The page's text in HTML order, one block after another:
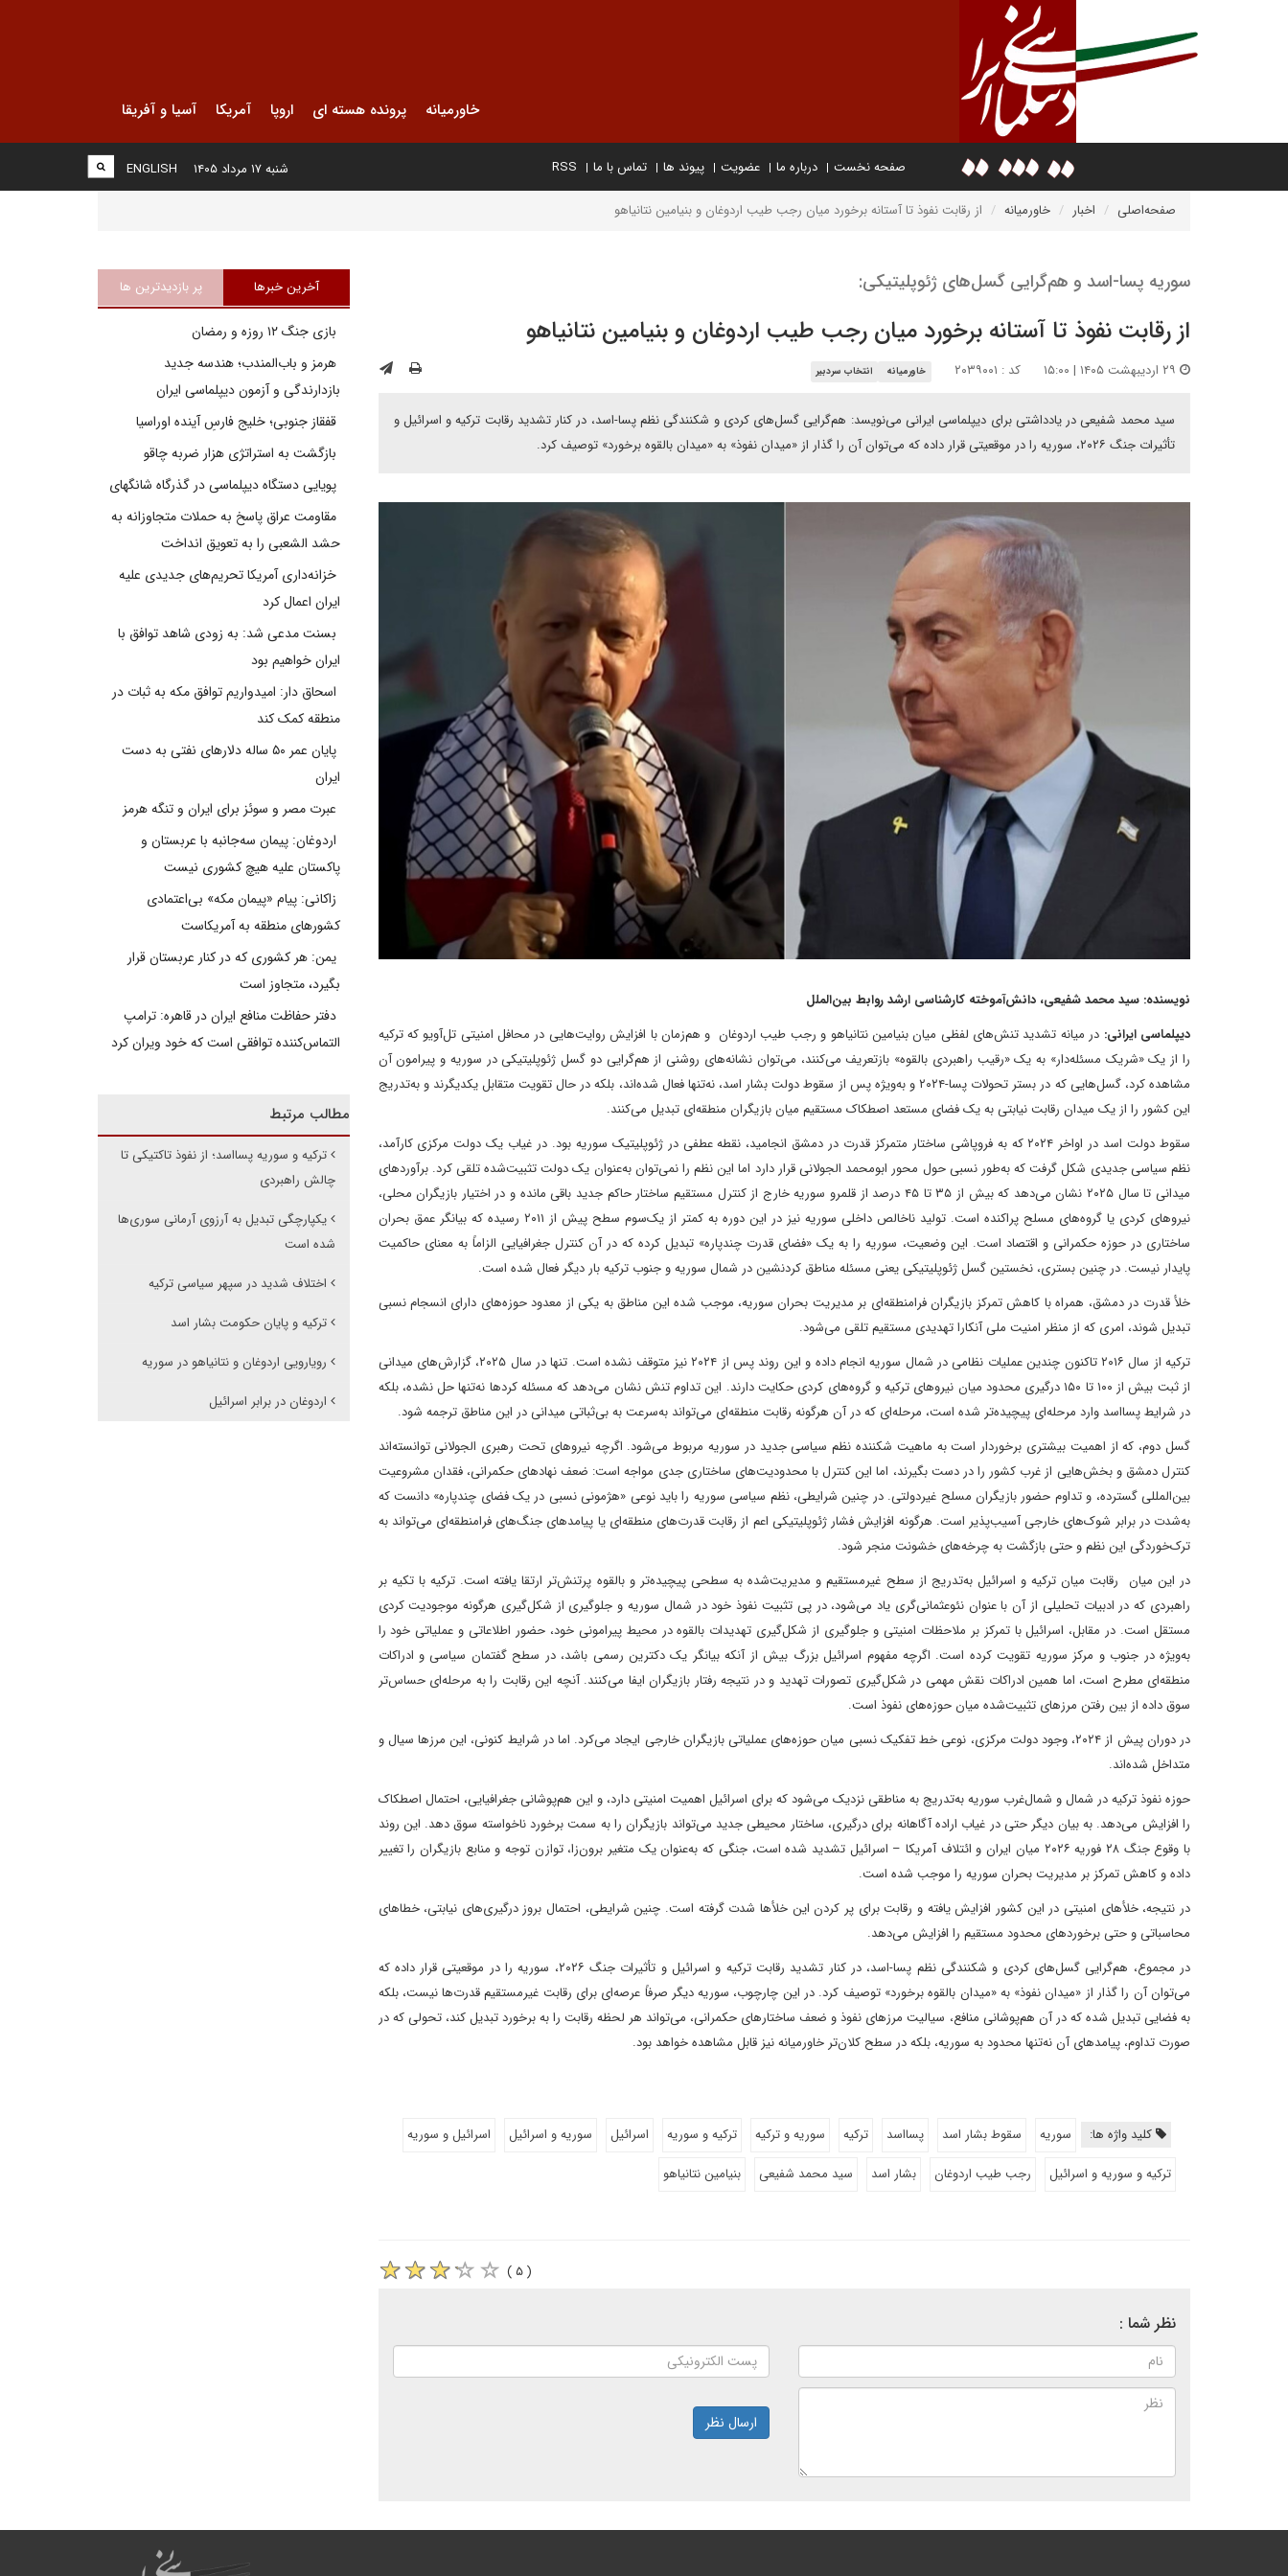
خاورمیانه پرونده هسته ای اروپا آمریکا آسیا و آفریقا
صفحه نخست درباره ما عضویت پیوند ها تماس با ما RSS
ENGLISH شنبه ۱۷ مرداد ۱۴۰۵
صفحه‌اصلی اخبار خاورمیانه از رقابت نفوذ تا آستانه برخورد میان رجب طیب اردوغان و بنیامین نتانیاهو
سوریه پسا-اسد و هم‌گرایی گسل‌های ژئوپلیتیکی:
از رقابت نفوذ تا آستانه برخورد میان رجب طیب اردوغان و بنیامین نتانیاهو
کد : ۲۰۳۹۰۰۱ خاورمیانه انتخاب سردبیر
سید محمد شفیعی در یادداشتی برای دیپلماسی ایرانی می‌نویسد: هم‌گرایی گسل‌های کردی و شکنندگی نظم پسا-اسد، در کنار تشدید رقابت ترکیه و اسرائیل و
تأثیرات جنگ ۲۰۲۶، سوریه را در موقعیتی قرار داده که می‌توان آن را گذار از «میدان نفوذ» به «میدان بالقوه برخورد» توصیف کرد.
نویسنده: سید محمد شفیعی، دانش‌آموخته کارشناسی ارشد روابط بین‌الملل
دیپلماسی ایرانی: در میانه تشدید تنش‌های لفظی میان بنیامین نتانیاهو و رجب طیب اردوغان و هم‌زمان با افزایش روایت‌هایی در محافل امنیتی تل‌آویو که ترکیه
را از یک «شریک مسئله‌دار» به یک «رقیب راهبردی بالقوه» بازتعریف می‌کنند، می‌توان نشانه‌های روشنی از هم‌گرایی دو گسل ژئوپلیتیکی در سوریه و پیرامون آن
مشاهده کرد، گسل‌هایی که در بستر تحولات پسا-۲۰۲۴ و به‌ویژه پس از سقوط دولت بشار اسد، نه‌تنها فعال شده‌اند، بلکه در حال تقویت متقابل یکدیگرند و به‌تدریج
این کشور را از یک میدان رقابت نیابتی به یک فضای مستعد اصطکاک مستقیم میان بازیگران منطقه‌ای تبدیل می‌کنند.
سقوط دولت اسد در اواخر ۲۰۲۴ که به فروپاشی ساختار متمرکز قدرت در دمشق انجامید، نقطه عطفی در ژئوپلیتیک سوریه بود. در غیاب یک دولت مرکزی کارآمد،
نظم سیاسی جدیدی شکل گرفت که به‌طور نسبی حول محور ابومحمد الجولانی قرار دارد اما این نظم را نمی‌توان به‌عنوان یک دولت تثبیت‌شده تلقی کرد. برآوردهای
میدانی تا سال ۲۰۲۵ نشان می‌دهد که بیش از ۳۵ تا ۴۵ درصد از قلمرو سوریه خارج از کنترل مستقیم ساختار حاکم جدید باقی مانده و در اختیار بازیگران محلی،
نیروهای کردی یا گروه‌های مسلح پراکنده است. تولید ناخالص داخلی سوریه نیز در این دوره به کمتر از یک‌سوم سطح پیش از ۲۰۱۱ رسیده که بیانگر عمق بحران
ساختاری در حوزه حکمرانی و اقتصاد است. این وضعیت، سوریه را به یک «فضای قدرت چندپاره» تبدیل کرده که در آن کنترل جغرافیایی الزاماً به معنای حاکمیت
پایدار نیست. در چنین بستری، نخستین گسل ژئوپلیتیکی یعنی مسئله مناطق کردنشین در شمال سوریه و جنوب ترکیه بار دیگر فعال شده است.
خلأ قدرت در دمشق، همراه با کاهش تمرکز بازیگران فرامنطقه‌ای بر مدیریت بحران سوریه، موجب شده این مناطق به یکی از معدود حوزه‌های دارای انسجام نسبی
تبدیل شوند، امری که از منظر امنیت ملی آنکارا تهدیدی مستقیم تلقی می‌شود.
ترکیه از سال ۲۰۱۶ تاکنون چندین عملیات نظامی در شمال سوریه انجام داده و این روند پس از ۲۰۲۴ نیز متوقف نشده است. تنها در سال ۲۰۲۵، گزارش‌های میدانی
از ثبت بیش از ۱۰۰ تا ۱۵۰ درگیری محدود میان نیروهای ترکیه و گروه‌های کردی حکایت دارند. این تداوم تنش نشان می‌دهد که مسئله کردها نه‌تنها حل نشده، بلکه
در شرایط پسااسد وارد مرحله‌ای پیچیده‌تر شده است، مرحله‌ای که در آن هرگونه رقابت منطقه‌ای می‌تواند به‌سرعت به بی‌ثباتی میدانی در این مناطق ترجمه شود.
گسل دوم، که از اهمیت بیشتری برخوردار است به ماهیت شکننده نظم سیاسی جدید در سوریه مربوط می‌شود. اگرچه نیروهای تحت رهبری الجولانی توانسته‌اند
کنترل دمشق و بخش‌هایی از غرب کشور را در دست بگیرند، اما این کنترل با محدودیت‌های ساختاری جدی مواجه است: ضعف نهادهای حکمرانی، فقدان مشروعیت
بین‌المللی گسترده، و تداوم حضور بازیگران مسلح غیردولتی. در چنین شرایطی، نظم سیاسی سوریه را باید نوعی «هژمونی نسبی در یک فضای چندپاره» دانست که
به‌شدت در برابر شوک‌های خارجی آسیب‌پذیر است. هرگونه افزایش فشار ژئوپلیتیکی اعم از رقابت قدرت‌های منطقه‌ای یا پیامدهای جنگ‌های فرامنطقه‌ای می‌تواند به
ترک‌خوردگی این نظم و حتی بازگشت به چرخه‌های خشونت منجر شود.
در این میان رقابت میان ترکیه و اسرائیل به‌تدریج از سطح غیرمستقیم و مدیریت‌شده به سطحی پیچیده‌تر و بالقوه پرتنش‌تر ارتقا یافته است. ترکیه با تکیه بر
راهبردی که در ادبیات تحلیلی از آن با عنوان نئو‌عثمانی‌گری یاد می‌شود، در پی تثبیت نفوذ خود در شمال سوریه و جلوگیری از شکل‌گیری هرگونه موجودیت کردی
مستقل است. در مقابل، اسرائیل با تمرکز بر ملاحظات امنیتی و جلوگیری از شکل‌گیری تهدیدات بالقوه در محیط پیرامونی خود، حضور اطلاعاتی و عملیاتی خود را
به‌ویژه در جنوب و مرکز سوریه تقویت کرده است. اگرچه مفهوم اسرائیل بزرگ بیش از آنکه بیانگر یک دکترین رسمی باشد، در سطح گفتمان سیاسی و ادراکات
منطقه‌ای مطرح است، اما همین ادراکات نقش مهمی در شکل‌گیری تصورات تهدید و در نتیجه رفتار بازیگران ایفا می‌کنند. آنچه این رقابت را به مرحله‌ای حساس‌تر
سوق داده از بین رفتن مرزهای تثبیت‌شده میان حوزه‌های نفوذ است.
در دوران پیش از ۲۰۲۴، وجود دولت مرکزی، نوعی خط تفکیک نسبی میان حوزه‌های عملیاتی بازیگران خارجی ایجاد می‌کرد. اما در شرایط کنونی، این مرزها سیال و
متداخل شده‌اند.
حوزه نفوذ ترکیه در شمال و شمال‌غرب سوریه به‌تدریج به مناطقی نزدیک می‌شود که برای اسرائیل اهمیت امنیتی دارد، و این هم‌پوشانی جغرافیایی، احتمال اصطکاک
را افزایش می‌دهد. به بیان دیگر حتی در غیاب اراده آگاهانه برای درگیری، ساختار محیطی جدید می‌تواند بازیگران را به سمت برخورد ناخواسته سوق دهد. این روند
با وقوع جنگ ۲۸ فوریه ۲۰۲۶ میان ایران و ائتلاف آمریکا – اسرائیل تشدید شده است، جنگی که به‌عنوان یک متغیر برون‌زا، توازن توجه و منابع بازیگران را تغییر
داده و کاهش تمرکز بر مدیریت بحران سوریه را موجب شده است.
در نتیجه، خلأهای امنیتی در این کشور افزایش یافته و رقابت برای پر کردن این خلأها شدت گرفته است. چنین شرایطی، احتمال بروز درگیری‌های نیابتی، خطاهای
محاسباتی و حتی برخوردهای محدود مستقیم را افزایش می‌دهد.
در مجموع، هم‌گرایی گسل‌های کردی و شکنندگی نظم پسا-اسد، در کنار تشدید رقابت ترکیه و اسرائیل و تأثیرات جنگ ۲۰۲۶، سوریه را در موقعیتی قرار داده که
می‌توان آن را گذار از «میدان نفوذ» به «میدان بالقوه برخورد» توصیف کرد. در این چارچوب، سوریه دیگر صرفاً عرصه‌ای برای رقابت غیرمستقیم قدرت‌ها نیست، بلکه
به فضایی تبدیل شده که در آن هم‌پوشانی منافع، سیالیت مرزهای نفوذ و ضعف ساختارهای حکمرانی، می‌تواند هر لحظه رقابت را به برخورد تبدیل کند، تحولی که در
صورت تداوم، پیامدهای آن نه‌تنها محدود به سوریه، بلکه در سطح کلان‌تر خاورمیانه نیز قابل مشاهده خواهد بود.
کلید واژه ها: سوریه سقوط بشار اسد پسااسد ترکیه سوریه و ترکیه ترکیه و سوریه اسرائیل سوریه و اسرائیل
اسرائیل و سوریه
ترکیه و سوریه و اسرائیل
رجب طیب اردوغان بشار اسد سید محمد شفیعی بنیامین نتانیاهو
( ۵ )
نظر شما :
ارسال نظر
آخرین خبرها پر بازدیدترین ها
بازی جنگ ۱۲ روزه و رمضان
هرمز و باب‌المندب؛ هندسه جدید
بازدارندگی و آزمون دیپلماسی ایران
قفقاز جنوبی؛ خلیج فارسِ آینده اوراسیا
بازگشت به استراتژی هزار ضربه چاقو
پویایی دستگاه دیپلماسی در گذرگاه شانگهای
مقاومت عراق پاسخ به حملات متجاوزانه به
حشد الشعبی را به تعویق انداخت
خزانه‌داری آمریکا تحریم‌های جدیدی علیه
ایران اعمال کرد
بسنت مدعی شد: به زودی شاهد توافق با
ایران خواهیم بود
اسحاق دار: امیدواریم توافق مکه به ثبات در
منطقه کمک کند
پایان عمر ۵۰ ساله دلارهای نفتی به دست
ایران
عبرت مصر و سوئز برای ایران و تنگه هرمز
اردوغان: پیمان سه‌جانبه با عربستان و
پاکستان علیه هیچ کشوری نیست
زاکانی: پیام «پیمان مکه» بی‌اعتمادی
کشورهای منطقه به آمریکاست
یمن: هر کشوری که در کنار عربستان قرار
بگیرد، متجاوز است
دفتر حفاظت منافع ایران در قاهره: ترامپ
التماس‌کننده توافقی است که خود ویران کرد
مطالب مرتبط
ترکیه و سوریه پسااسد؛ از نفوذ تاکتیکی تا
چالش راهبردی
یکپارچگی تبدیل به آرزوی آرمانی سوری‌ها
شده است
اختلاف شدید در سپهر سیاسی ترکیه
ترکیه و پایان حکومت بشار اسد
رویارویی اردوغان و نتانیاهو در سوریه
اردوغان در برابر اسرائیل